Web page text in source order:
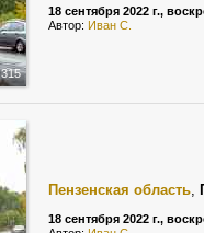
315
18 сентября 2022 г.,
Автор: Иван С.
Пензенская область,
18 сентября 2022 г.,